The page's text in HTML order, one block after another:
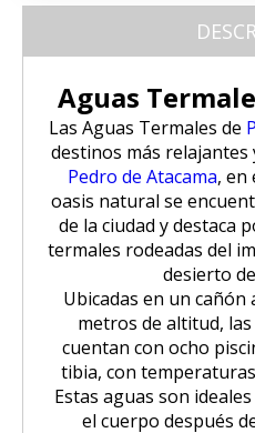
Inca
Aerostático
Naturaleza entre
Tour Chullpas de
Puno
Tour Isla de los
Taquile
La Paz | Ruta de
bicicleta
Copacabana
Tiwanaku desde
Tour Camino
Inolvidable a
Tour Machu
Colores y Laguna
Tour Machu
Salkantay Trek
hacia Machu
SALKANTAY
hacia Machu Picchu
Salkantay Trek
Montañas
Tour Perú: Lima –
Tour Machu
Tour Machu
Choquequirao
BLOG
CONTACTANOS
Aguas
Las Aguas Termales de
destinos más relajantes
Pedro de Atacama, en
oasis natural se
de la ciudad y destaca
termales rodeadas del
desierto
Ubicadas en un cañón
metros de altitud,
cuentan con ocho
tibia, con
Estas aguas son
el cuerpo después